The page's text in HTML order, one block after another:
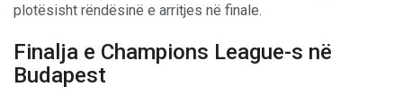
plotësisht rëndësinë e arritjes në finale.
Finalja e Champions League-s në
Budapest